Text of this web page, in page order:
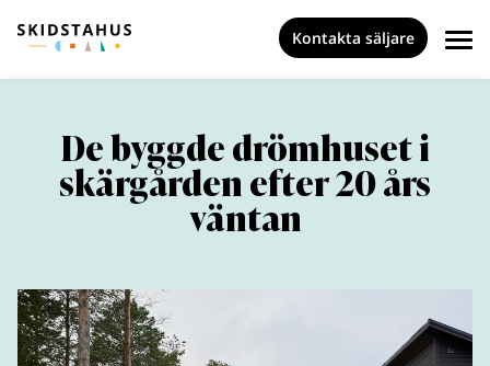
Kontakta säljare
De byggde drömhuset i
skärgården efter 20 års
väntan